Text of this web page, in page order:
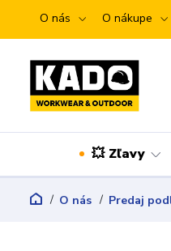
O nás O nákupe
💥 Zľavy
O nás Predaj